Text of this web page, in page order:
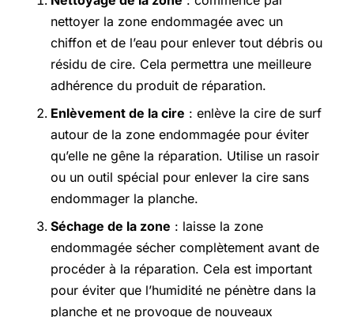
nettoyer la zone endommagée avec un
chiffon et de l’eau pour enlever tout débris ou
résidu de cire. Cela permettra une meilleure
adhérence du produit de réparation.
Enlèvement de la cire : enlève la cire de surf
autour de la zone endommagée pour éviter
qu’elle ne gêne la réparation. Utilise un rasoir
ou un outil spécial pour enlever la cire sans
endommager la planche.
Séchage de la zone : laisse la zone
endommagée sécher complètement avant de
procéder à la réparation. Cela est important
pour éviter que l’humidité ne pénètre dans la
planche et ne provoque de nouveaux